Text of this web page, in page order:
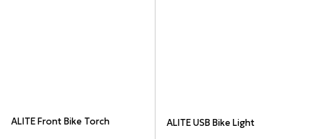
ALITE Front Bike Torch ALITE USB Bike Light